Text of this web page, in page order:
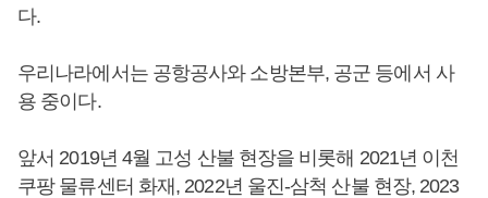
다.
우리나라에서는 공항공사와 소방본부, 공군 등에서 사
용 중이다.
앞서 2019년 4월 고성 산불 현장을 비롯해 2021년 이천
쿠팡 물류센터 화재, 2022년 울진-삼척 산불 현장, 2023